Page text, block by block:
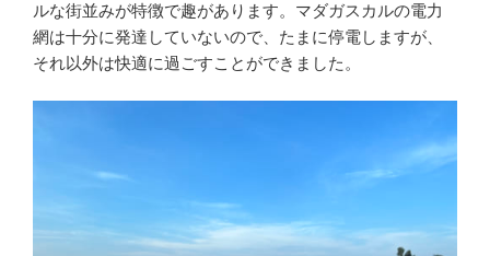
ルな街並みが特徴で趣があります。マダガスカルの電力
網は十分に発達していないので、たまに停電しますが、
それ以外は快適に過ごすことができました。